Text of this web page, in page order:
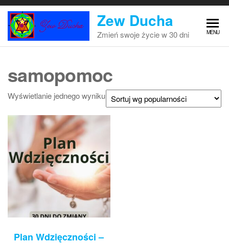
Przejdź
treści
Zew Ducha
Zmień swoje życie w 30 dni MENU
samopomoc
Wyświetlanie jednego wyniku
Plan Wdzięczności –